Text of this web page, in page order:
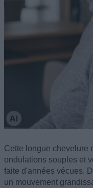
Cette longue chevelure
ondulations souples et
faite d'années vécues.
un mouvement